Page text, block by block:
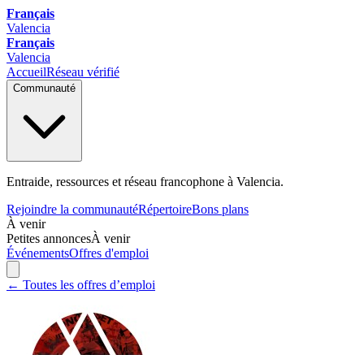
Français
Valencia
Français
Valencia
AccueilRéseau vérifié
Communauté
Entraide, ressources et réseau francophone à Valencia.
Rejoindre la communautéRépertoireBons plans
À venir
Petites annoncesÀ venir
ÉvénementsOffres d'emploi
← Toutes les offres d’emploi